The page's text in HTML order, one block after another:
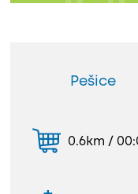
Pešice
0.6km /